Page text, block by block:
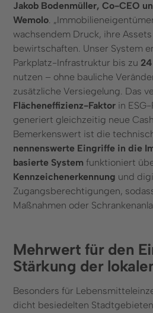
Jakob Bodenmüller, Co-CEO
Wemolo.
wachsendem Druck, ihre
bewirtschaften. Unser System
Parkplatz-Infrastruktur bis zu
nutzen – ohne bauliche
zusätzliche Versiegelung. Das
Flächeneffizienz-Faktor in
generiert gleichzeitig neue
Bemerkenswert ist die
nennenswerte Eingriffe in die
basierte System funktioniert
Kennzeichenerkennung und
Zugangsberechtigungen,
Maßnahmen oder
Mehrwert für den
Stärkung der
Besonders für
dicht besiedelten